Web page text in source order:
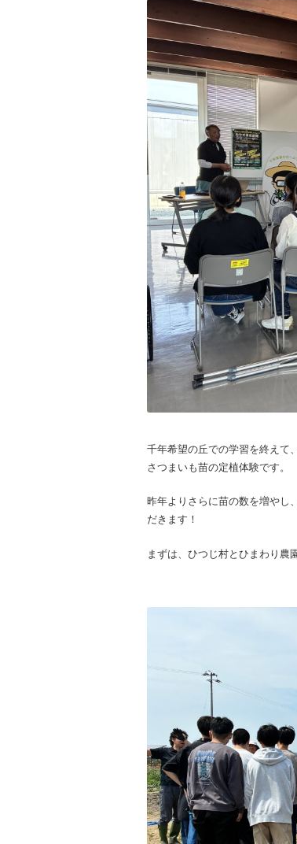
千年希望の丘での学習を終えて
さつまいも苗の定植体験です。
昨年よりさらに苗の数を増やし
だきます！
まずは、ひつじ村とひまわり農